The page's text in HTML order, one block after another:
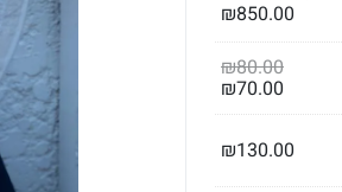
₪850.00
₪80.00
₪70.00
₪130.00